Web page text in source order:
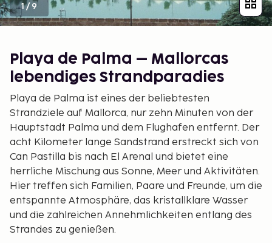
1/9
Playa de Palma – Mallorcas
lebendiges Strandparadies
Playa de Palma ist eines der beliebtesten
Strandziele auf Mallorca, nur zehn Minuten von der
Hauptstadt Palma und dem Flughafen entfernt. Der
acht Kilometer lange Sandstrand erstreckt sich von
Can Pastilla bis nach El Arenal und bietet eine
herrliche Mischung aus Sonne, Meer und Aktivitäten.
Hier treffen sich Familien, Paare und Freunde, um die
entspannte Atmosphäre, das kristallklare Wasser
und die zahlreichen Annehmlichkeiten entlang des
Strandes zu genießen.